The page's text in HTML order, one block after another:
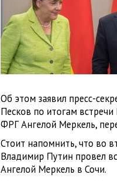
Об этом заявил пресс-
Песков по итогам
ФРГ Ангелой Меркель,
Стоит напомнить, что во
Владимир Путин провел
Ангелой Меркель в Сочи.